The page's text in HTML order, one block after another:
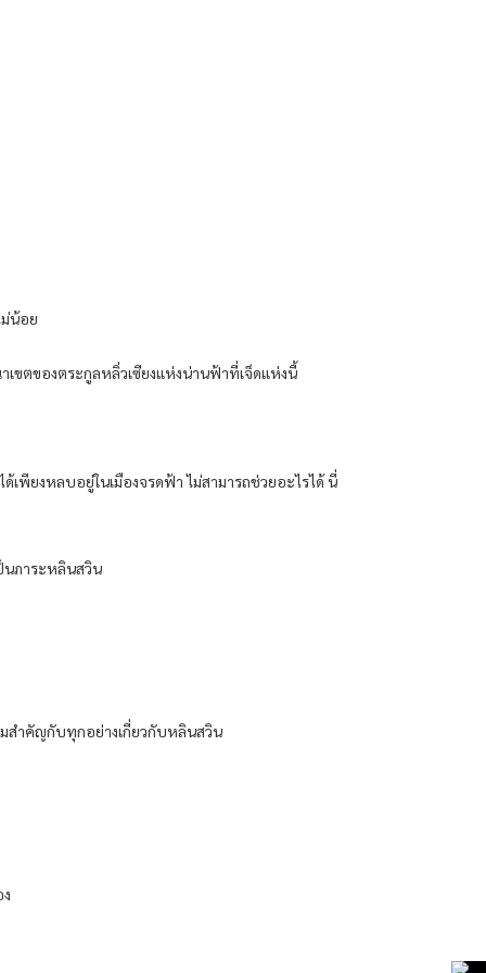
น้อย
เขตของตระกูลหลิ่วเซียงแห่งน่านฟ้าที่เจ็ดแห่งนี้
ยงหลบอยู่ในเมืองจรดฟ้า ไม่สามารถช่วยอะไรได้ นี่
นภาระหลินสวิน
สำคัญกับทุกอย่างเกี่ยวกับหลินสวิน